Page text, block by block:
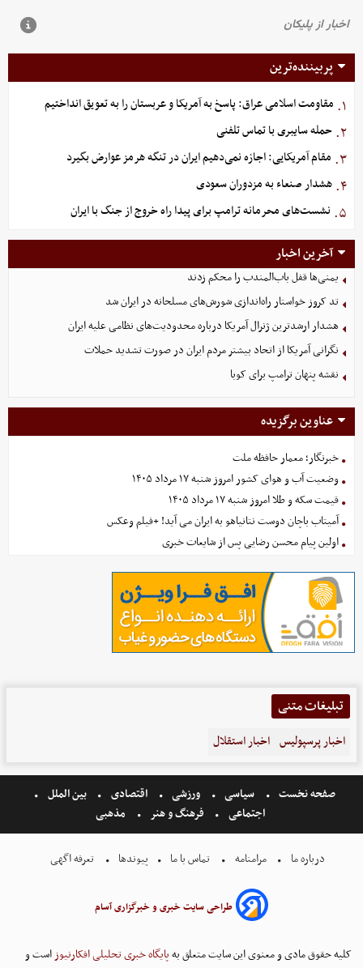
پربیننده‌ترین
۱. مقاومت اسلامی عراق: پاسخ به آمریکا و عربستان را به تعویق انداختیم
۲. حمله سایبری با تماس تلفنی
۳. مقام آمریکایی: اجازه نمی‌دهیم ایران در تنگه هرمز عوارض بگیرد
۴. هشدار صنعاء به مزدوران سعودی
۵. نشست‌های محرمانه ترامپ برای پیدا راه خروج از جنگ با ایران
آخرین اخبار
یمنی‌ها قفل باب‌المندب را محکم زدند
تد کروز خواستار راه‌اندازی شورش‌های مسلحانه در ایران شد
هشدار ارشدترین ژنرال آمریکا درباره محدودیت‌های نظامی علیه ایران
نگرانی آمریکا از اتحاد بیشتر مردم ایران در صورت تشدید حملات
نقشه پنهان ترامپ برای کوبا
عناوین برگزیده
خبرنگار؛ معمار حافظه ملت
وضعیت آب و هوای کشور امروز شنبه ۱۷ مرداد ۱۴۰۵
قیمت سکه و طلا امروز شنبه ۱۷ مرداد ۱۴۰۵
آمیتاب باچان دوست نتانیاهو به ایران می آید! +فیلم وعکس
اولین پیام محسن رضایی پس از شایعات خبری
تبلیغات متنی
اخبار پرسپولیس اخبار استقلال
صفحه نخست سیاسی ورزشی اقتصادی
بین الملل
اجتماعی
فرهنگ و هنر مذهبی
درباره ما مرامنامه تماس با ما پیوندها تعرفه اگهی
طراحی سایت خبری و خبرگزاری آسام
کلیه حقوق مادی و معنوی این سایت متعلق بهپایگاه خبری تحلیلی افکارنیوزاست و